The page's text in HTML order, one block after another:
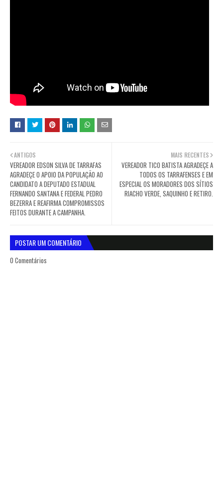
MAIS RECENTES
VEREADOR TICO BATISTA AGRADEÇE A
TODOS OS TARRAFENSES E EM
ESPECIAL OS MORADORES DOS SÍTIOS
RIACHO VERDE, SAQUINHO E RETIRO.
ANTIGOS
VEREADOR EDSON SILVA DE TARRAFAS
AGRADEÇE O APOIO DA POPULAÇÃO AO
CANDIDATO A DEPUTADO ESTADUAL
FERNANDO SANTANA E FEDERAL PEDRO
BEZERRA E REAFIRMA COMPROMISSOS
FEITOS DURANTE A CAMPANHA.
POSTAR UM COMENTÁRIO
0 Comentários